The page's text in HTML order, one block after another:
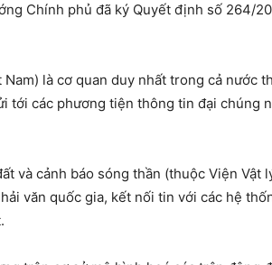
Chính phủ đã ký Quyết định số 264/
là cơ quan duy nhất trong cả nước
tới các phương tiện thông tin đại chúng
và cảnh báo sóng thần (thuộc Viện Vật
văn quốc gia, kết nối tin với các hệ